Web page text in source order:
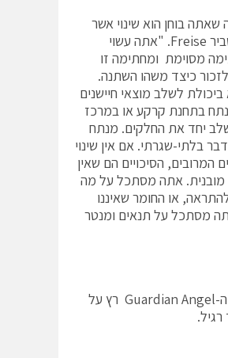
בוחן הוא שינוי אשר
אירע", מסביר Freise. "אתה עשוי
מסוימת ומחתימה זו
כיצד משהו השתנה.
ביכולת לשלב מוצאי חיישנים
בתחנת קרקע או במרכז
יחד את החלקים. מנתח
בלתי-שגרתי. אם אין שינוי
המרובים, הסיכויים הם שאין
מובנית. אתה מסתכל על מה
או החומר שאיננו
מסתכל על תנאים ומנטר
אלגוריתם ה-Guardian Angel רץ על